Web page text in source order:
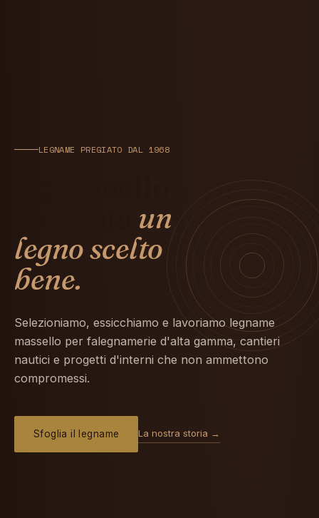
LEGNAME PREGIATO DAL 1968
un
legno scelto
bene.
Selezioniamo, essicchiamo e lavoriamo legname
massello per falegnamerie d'alta gamma, cantieri
nautici e progetti d'interni che non ammettono
compromessi.
Sfoglia il legname La nostra storia →